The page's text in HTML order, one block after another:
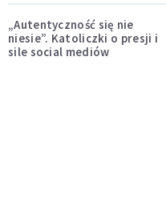
„Autentyczność się nie
niesie”. Katoliczki o presji i
sile social mediów